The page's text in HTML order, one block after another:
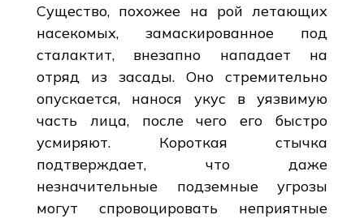
Существо, похожее на рой летающих
насекомых, замаскированное под
сталактит, внезапно нападает на
отряд из засады. Оно стремительно
опускается, нанося укус в уязвимую
часть лица, после чего его быстро
усмиряют. Короткая стычка
подтверждает, что даже
незначительные подземные угрозы
могут спровоцировать неприятные